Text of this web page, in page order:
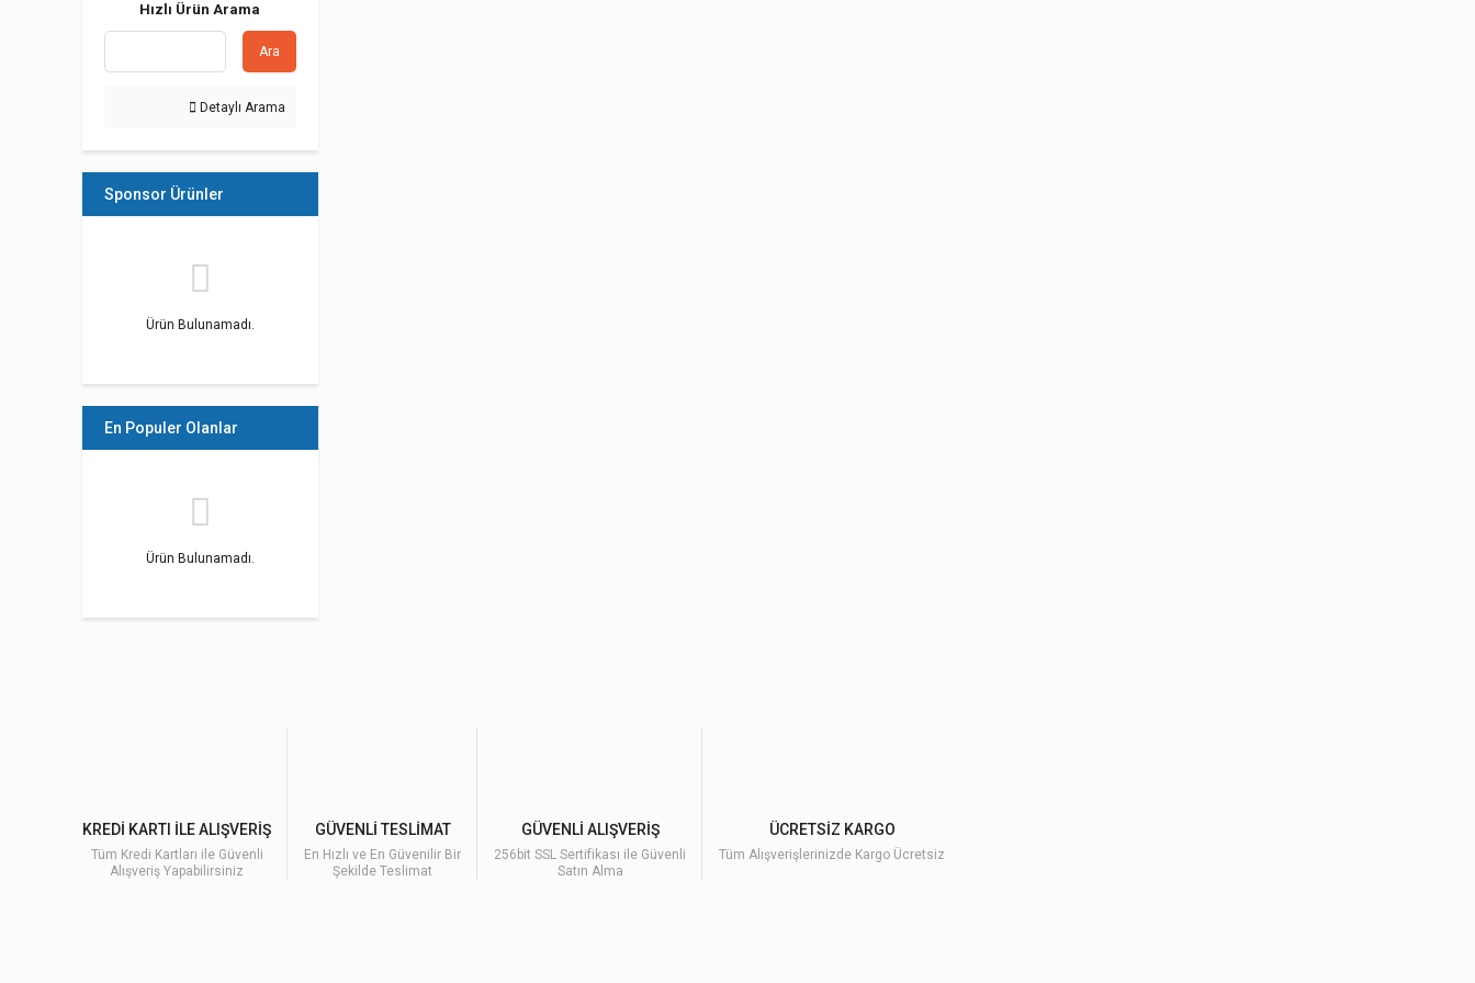
Hızlı Ürün Arama
Ara
Detaylı Arama
Sponsor Ürünler
Ürün Bulunamadı.
En Populer Olanlar
Ürün Bulunamadı.
KREDİ KARTI İLE ALIŞVERİŞ
Tüm Kredi Kartları ile Güvenli
Alışveriş Yapabilirsiniz
GÜVENLİ TESLİMAT
En Hızlı ve En Güvenilir Bir
Şekilde Teslimat
GÜVENLİ ALIŞVERİŞ
256bit SSL Sertifikası ile Güvenli
Satın Alma
ÜCRETSİZ KARGO
Tüm Alışverişlerinizde Kargo Ücretsiz